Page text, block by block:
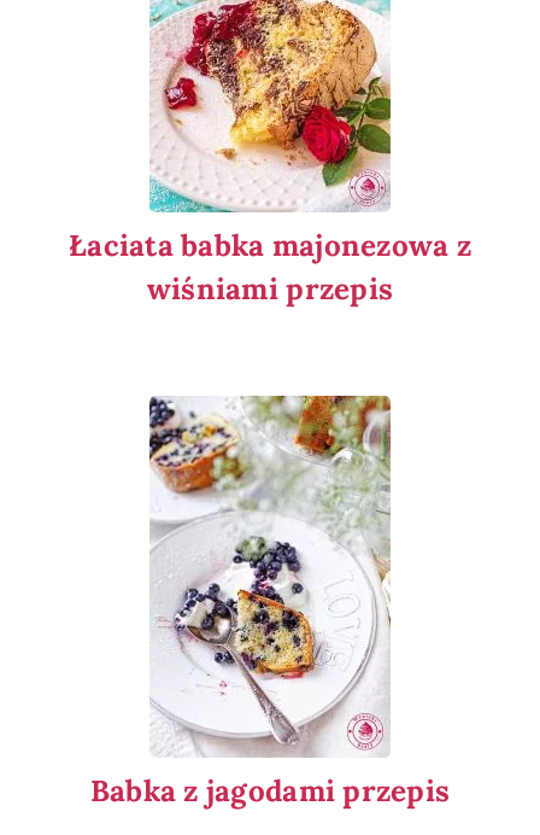
Łaciata babka majonezowa z
wiśniami przepis
Babka z jagodami przepis